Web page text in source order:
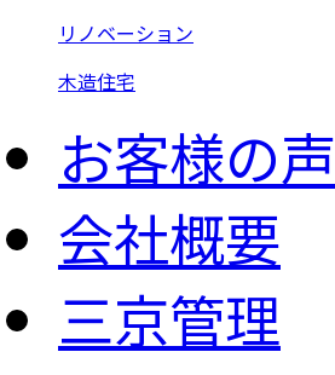
リノベーション
木造住宅
お客様の声
会社概要
三京管理